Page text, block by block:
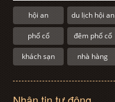
hội an du lịch hội an
phố cổ đêm phố cổ
khách sạn nhà hàng